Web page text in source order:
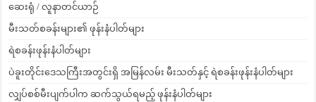
ဆေးရုံ / လူနာတင်ယာဉ်
မီးသတ်စခန်းများ၏ ဖုန်းနံပါတ်များ
ရဲစခန်းဖုန်းနံပါတ်များ
ပဲခူးတိုင်းဒေသကြီးအတွင်းရှိ အမြန်လမ်း မီးသတ်နှင့် ရဲစခန်းဖုန်းနံပါတ်များ
လျှပ်စစ်မီးပျက်ပါက ဆက်သွယ်ရမည့် ဖုန်းနံပါတ်များ